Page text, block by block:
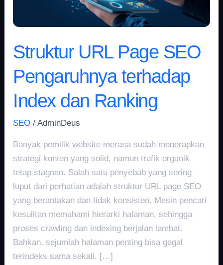
Struktur URL Page SEO
Pengaruhnya terhadap
Index dan Ranking
SEO /AdminDeus
Banyak pemilik website merasa sudah menerapkan
strategi konten yang solid, namun trafik organik
tetap stagnan. Salah satu penyebab yang sering
luput dari perhatian adalah struktur URL page SEO
yang berantakan dan tidak konsisten. Mesin pencari
kesulitan memahami hierarki halaman, sehingga
proses crawling dan indexing berjalan lambat.
Bahkan, sejumlah halaman penting bisa gagal
terindeks sama sekali. […]
dan